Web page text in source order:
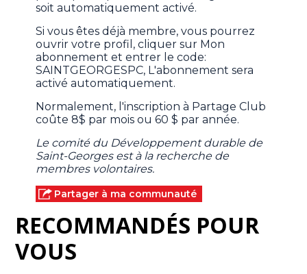
soit automatiquement activé.
Si vous êtes déjà membre, vous pourrez
ouvrir votre profil, cliquer sur Mon
abonnement et entrer le code:
SAINTGEORGESPC, L'abonnement sera
activé automatiquement.
Normalement, l'inscription à Partage Club
coûte 8$ par mois ou 60 $ par année.
Le comité du Développement durable de
Saint-Georges est à la recherche de
membres volontaires.
Partager à ma communauté
RECOMMANDÉS POUR
VOUS